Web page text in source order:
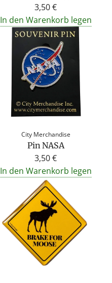
3,50 €
In den Warenkorb legen
City Merchandise
Pin NASA
3,50 €
In den Warenkorb legen